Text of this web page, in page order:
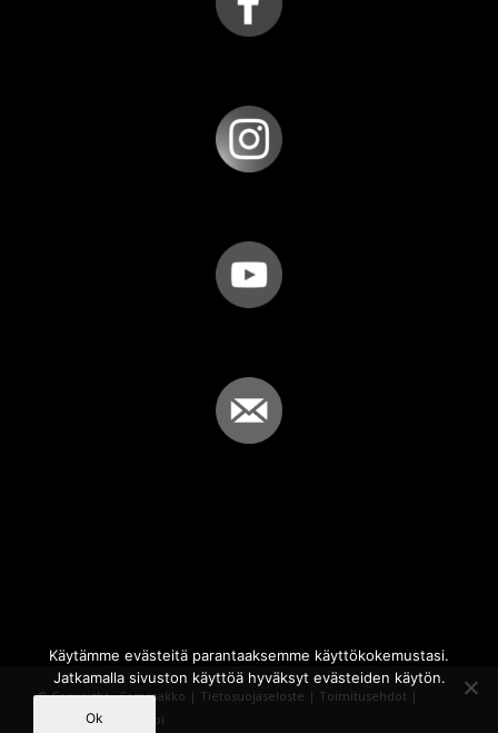
© Copyright - Sammakko | Tietosuojaseloste | Toimitusehdot |
Powered by
iQWebbi
Käytämme evästeitä parantaaksemme käyttökokemustasi.
Jatkamalla sivuston käyttöä hyväksyt evästeiden käytön.
Ok